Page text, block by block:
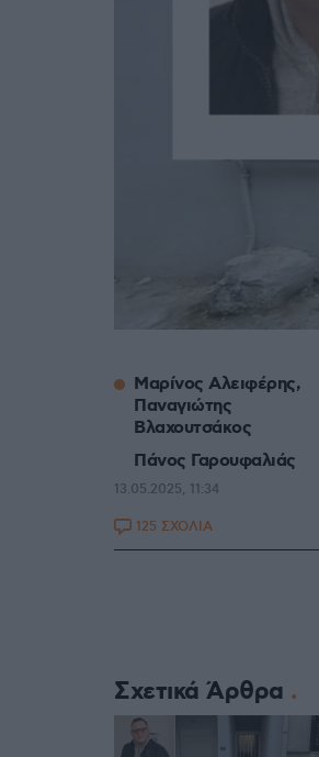
Μαρίνος Αλειφέρης,
Παναγιώτης
Βλαχουτσάκος
Πάνος Γαρουφαλιάς
13.05.2025, 11:34
125 ΣΧΟΛΙΑ
Σχετικά Άρθρα